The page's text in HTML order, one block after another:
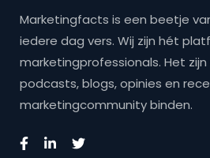
Marketingfacts is een beetje
iedere dag vers. Wij zijn hét
marketingprofessionals. Het
podcasts, blogs, opinies en
marketingcommunity binden.